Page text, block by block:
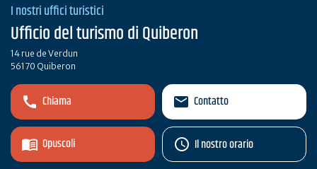
I nostri uffici turistici
Ufficio del turismo di Quiberon
14 rue de Verdun
56170 Quiberon
Chiama
Opuscoli
Contatto
Il nostro orario